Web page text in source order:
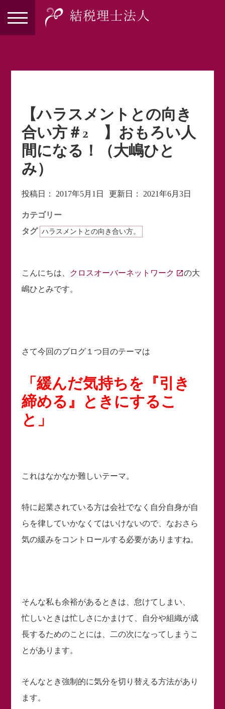
【ハラスメントとの向き
合い方＃2 】おもろい人
間になる！（大嶋ひと
み）
投稿日： 2017年5月1日 更新日： 2021年6月3日
カテゴリー
タグ ハラスメントとの向き合い方。
こんにちは、 クロスオーバーネットワーク
の大
嶋ひとみです。
さて今回のブログ１つ目のテーマは
「緩んだ気持ちを『引き
締める』ときにするこ
と」
これはなかなか難しいテーマ。
特に起業されている方は会社でなく自分自身が自
らを律していかなくてはいけないので、なおさら
気の緩みをコントロールする必要がありますね。
そんな私も余裕があるときは、怠けてしまい、
忙しいときは忙しさにかまけて、自分や組織が成
長するためのことには、二の次になってしまうこ
とがあります。
そんなとき強制的に気分を切り替える方法があり
ます。